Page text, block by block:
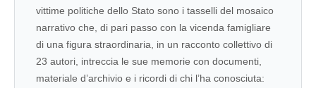
vittime politiche dello Stato sono i tasselli del mosaico
narrativo che, di pari passo con la vicenda famigliare
di una figura straordinaria, in un racconto collettivo di
23 autori, intreccia le sue memorie con documenti,
materiale d’archivio e i ricordi di chi l’ha conosciuta: